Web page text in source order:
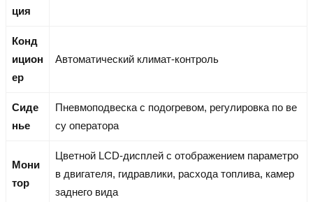
ция
Конд
ицион
ер
Автоматический климат-контроль
Сиде
нье
Пневмоподвеска с подогревом, регулировка по ве
су оператора
Мони
тор
Цветной LCD-дисплей с отображением параметро
в двигателя, гидравлики, расхода топлива, камер
заднего вида